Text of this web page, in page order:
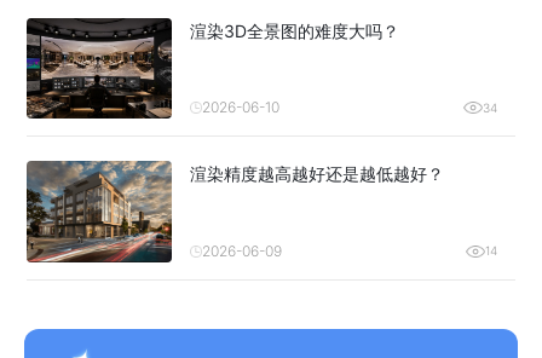
渲染3D全景图的难度大吗？
2026-06-10 34
渲染精度越高越好还是越低越好？
2026-06-09 14